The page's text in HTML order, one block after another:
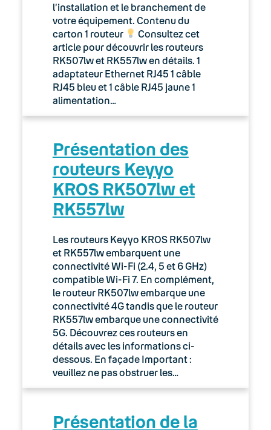
l’installation et le branchement de
votre équipement. Contenu du
carton 1 routeur
Consultez cet
article pour découvrir les routeurs
RK507lw et RK557lw en détails. 1
adaptateur Ethernet RJ45 1 câble
RJ45 bleu et 1 câble RJ45 jaune 1
alimentation…
Présentation des
routeurs Keyyo
KROS RK507lw et
RK557lw
Les routeurs Keyyo KROS RK507lw
et RK557lw embarquent une
connectivité Wi-Fi (2.4, 5 et 6 GHz)
compatible Wi-Fi 7. En complément,
le routeur RK507lw embarque une
connectivité 4G tandis que le routeur
RK557lw embarque une connectivité
5G. Découvrez ces routeurs en
détails avec les informations ci-
dessous. En façade Important :
veuillez ne pas obstruer les…
Présentation de la